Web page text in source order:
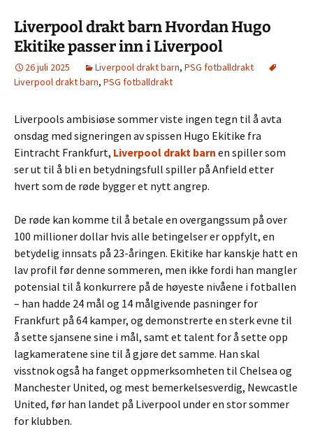
Liverpool drakt barn Hvordan Hugo
Ekitike passer inn i Liverpool
26 juli 2025 Liverpool drakt barn, PSG fotballdrakt
Liverpool drakt barn, PSG fotballdrakt
Liverpools ambisiøse sommer viste ingen tegn til å avta
onsdag med signeringen av spissen Hugo Ekitike fra
Eintracht Frankfurt, Liverpool drakt barn en spiller som
ser ut til å bli en betydningsfull spiller på Anfield etter
hvert som de røde bygger et nytt angrep.
De røde kan komme til å betale en overgangssum på over
100 millioner dollar hvis alle betingelser er oppfylt, en
betydelig innsats på 23-åringen. Ekitike har kanskje hatt en
lav profil før denne sommeren, men ikke fordi han mangler
potensial til å konkurrere på de høyeste nivåene i fotballen
– han hadde 24 mål og 14 målgivende pasninger for
Frankfurt på 64 kamper, og demonstrerte en sterk evne til
å sette sjansene sine i mål, samt et talent for å sette opp
lagkameratene sine til å gjøre det samme. Han skal
visstnok også ha fanget oppmerksomheten til Chelsea og
Manchester United, og mest bemerkelsesverdig, Newcastle
United, før han landet på Liverpool under en stor sommer
for klubben.